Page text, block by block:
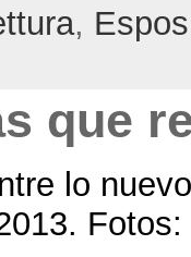
,
que
lo
Fotos: